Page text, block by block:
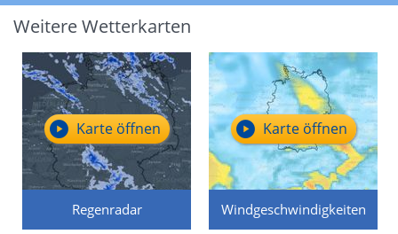
Weitere Wetterkarten
Regenradar
Karte öffnen
Windgeschwindigkeiten
Karte öffnen